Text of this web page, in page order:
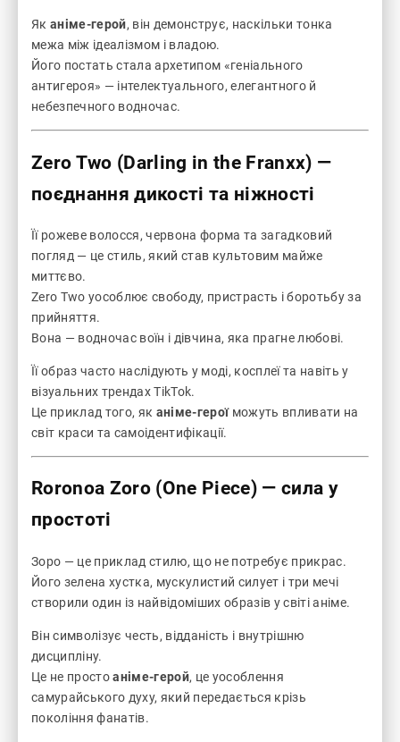
Як аніме-герой, він демонструє, наскільки тонка
межа між ідеалізмом і владою.
Його постать стала архетипом «геніального
антигероя» — інтелектуального, елегантного й
небезпечного водночас.
Zero Two (Darling in the Franxx) —
поєднання дикості та ніжності
Її рожеве волосся, червона форма та загадковий
погляд — це стиль, який став культовим майже
миттєво.
Zero Two уособлює свободу, пристрасть і боротьбу за
прийняття.
Вона — водночас воїн і дівчина, яка прагне любові.
Її образ часто наслідують у моді, косплеї та навіть у
візуальних трендах TikTok.
Це приклад того, як аніме-героїможуть впливати на
світ краси та самоідентифікації.
Roronoa Zoro (One Piece) — сила у
простоті
Зоро — це приклад стилю, що не потребує прикрас.
Його зелена хустка, мускулистий силует і три мечі
створили один із найвідоміших образів у світі аніме.
Він символізує честь, відданість і внутрішню
дисципліну.
Це не простоаніме-герой, це уособлення
самурайського духу, який передається крізь
покоління фанатів.